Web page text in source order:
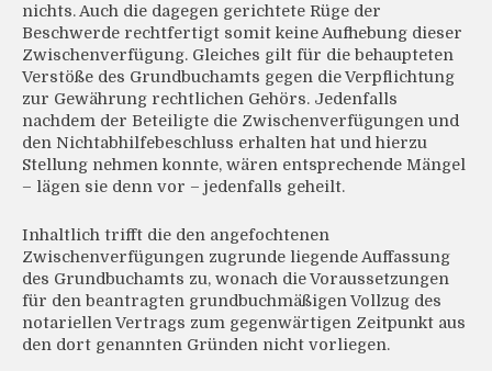
nichts. Auch die dagegen gerichtete Rüge der
Beschwerde rechtfertigt somit keine Aufhebung dieser
Zwischenverfügung. Gleiches gilt für die behaupteten
Verstöße des Grundbuchamts gegen die Verpflichtung
zur Gewährung rechtlichen Gehörs. Jedenfalls
nachdem der Beteiligte die Zwischenverfügungen und
den Nichtabhilfebeschluss erhalten hat und hierzu
Stellung nehmen konnte, wären entsprechende Mängel
– lägen sie denn vor – jedenfalls geheilt.
Inhaltlich trifft die den angefochtenen
Zwischenverfügungen zugrunde liegende Auffassung
des Grundbuchamts zu, wonach die Voraussetzungen
für den beantragten grundbuchmäßigen Vollzug des
notariellen Vertrags zum gegenwärtigen Zeitpunkt aus
den dort genannten Gründen nicht vorliegen.